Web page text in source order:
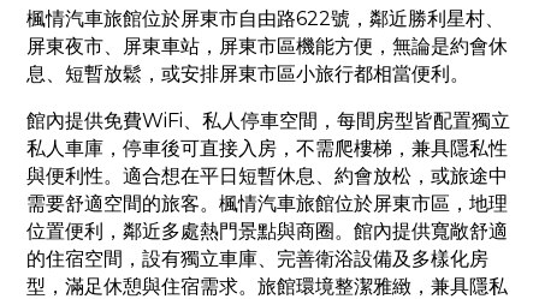
楓情汽車旅館位於屏東市自由路622號，鄰近勝利星村、
屏東夜市、屏東車站，屏東市區機能方便，無論是約會休
息、短暫放鬆，或安排屏東市區小旅行都相當便利。
館內提供免費WiFi 、私人停車空間，每間房型皆配置獨立
私人車庫，停車後可直接入房，不需爬樓梯，兼具隱私性
與便利性。適合想在平日短暫休息、約會放松，或旅途中
需要舒適空間的旅客。楓情汽車旅館位於屏東市區，地理
位置便利，鄰近多處熱門景點與商圈。館內提供寬敞舒適
的住宿空間，設有獨立車庫、完善衛浴設備及多樣化房
型，滿足休憩與住宿需求。旅館環境整潔雅緻，兼具隱私